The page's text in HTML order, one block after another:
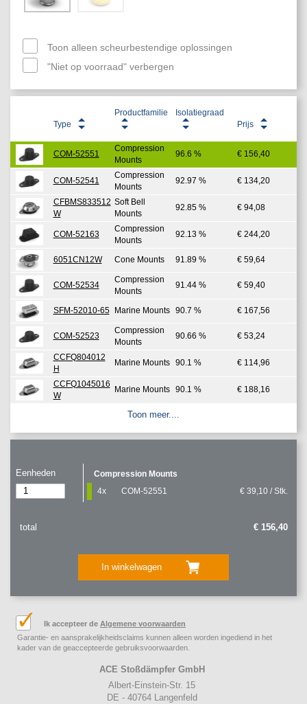
Toon alleen scheurbestendige oplossingen
"Niet op voorraad" verbergen
Type
Productfamilie
Isolatiegraad
Prijs
COM-52551
Compression
Mounts
96.6 % € 156,40
COM-52541
Compression
Mounts
92.97 % € 134,20
CFBMS833512
W
Soft Bell
Mounts
92.85 % € 94,08
COM-52163
Compression
Mounts
92.13 % € 244,20
6051CN12W Cone Mounts 91.89 % € 59,64
COM-52534
Compression
Mounts
91.44 % € 59,40
SFM-52010-65 Marine Mounts 90.7 % € 167,56
COM-52523
Compression
Mounts
90.66 % € 53,24
CCFQ804012
H
Marine Mounts 90.1 % € 114,96
CCFQ1045016
W
Marine Mounts 90.1 % € 188,16
Toon meer....
Eenheden
Compression Mounts
4x
COM-52551 € 39,10 / Stk.
total € 156,40
In winkelwagen
ACE Stoßdämpfer GmbH
Albert-Einstein-Str. 15
DE - 40764 Langenfeld
Ik accepteer de Algemene voorwaarden
Garantie- en aansprakelijkheidsclaims kunnen alleen worden ingediend in het
kader van de geaccepteerde gebruiksvoorwaarden.